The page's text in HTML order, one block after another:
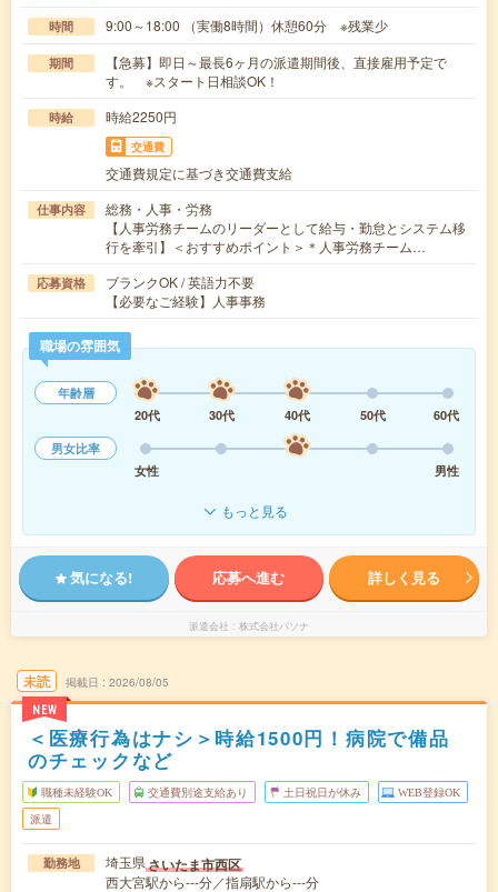
時間 9:00～18:00 （実働8時間）休憩60分 ※残業少
期間
【急募】即日～最長6ヶ月の派遣期間後、直接雇用予定で
す。 ※スタート日相談OK！
時給 時給2250円
交通費
交通費規定に基づき交通費支給
仕事内容
総務・人事・労務
【人事労務チームのリーダーとして給与・勤怠とシステム移
行を牽引】＜おすすめポイント＞＊人事労務チーム…
応募資格
ブランクOK / 英語力不要
【必要なご経験】人事事務
職場の雰囲気
年齢層
20代
30代 40代 50代
60代
男女比率
女性
男性
もっと見る
気になる! 応募へ進む 詳しく見る
派遣会社 株式会社パソナ
未読
NEW
掲載日 2026/08/05
＜医療行為はナシ＞時給1500円！病院で備品
のチェックなど
職種未経験OK 交通費別途支給あり 土日祝日が休み WEB登録OK
派遣
勤務地 埼玉県さいたま市西区
西大宮駅から---分／指扇駅から---分